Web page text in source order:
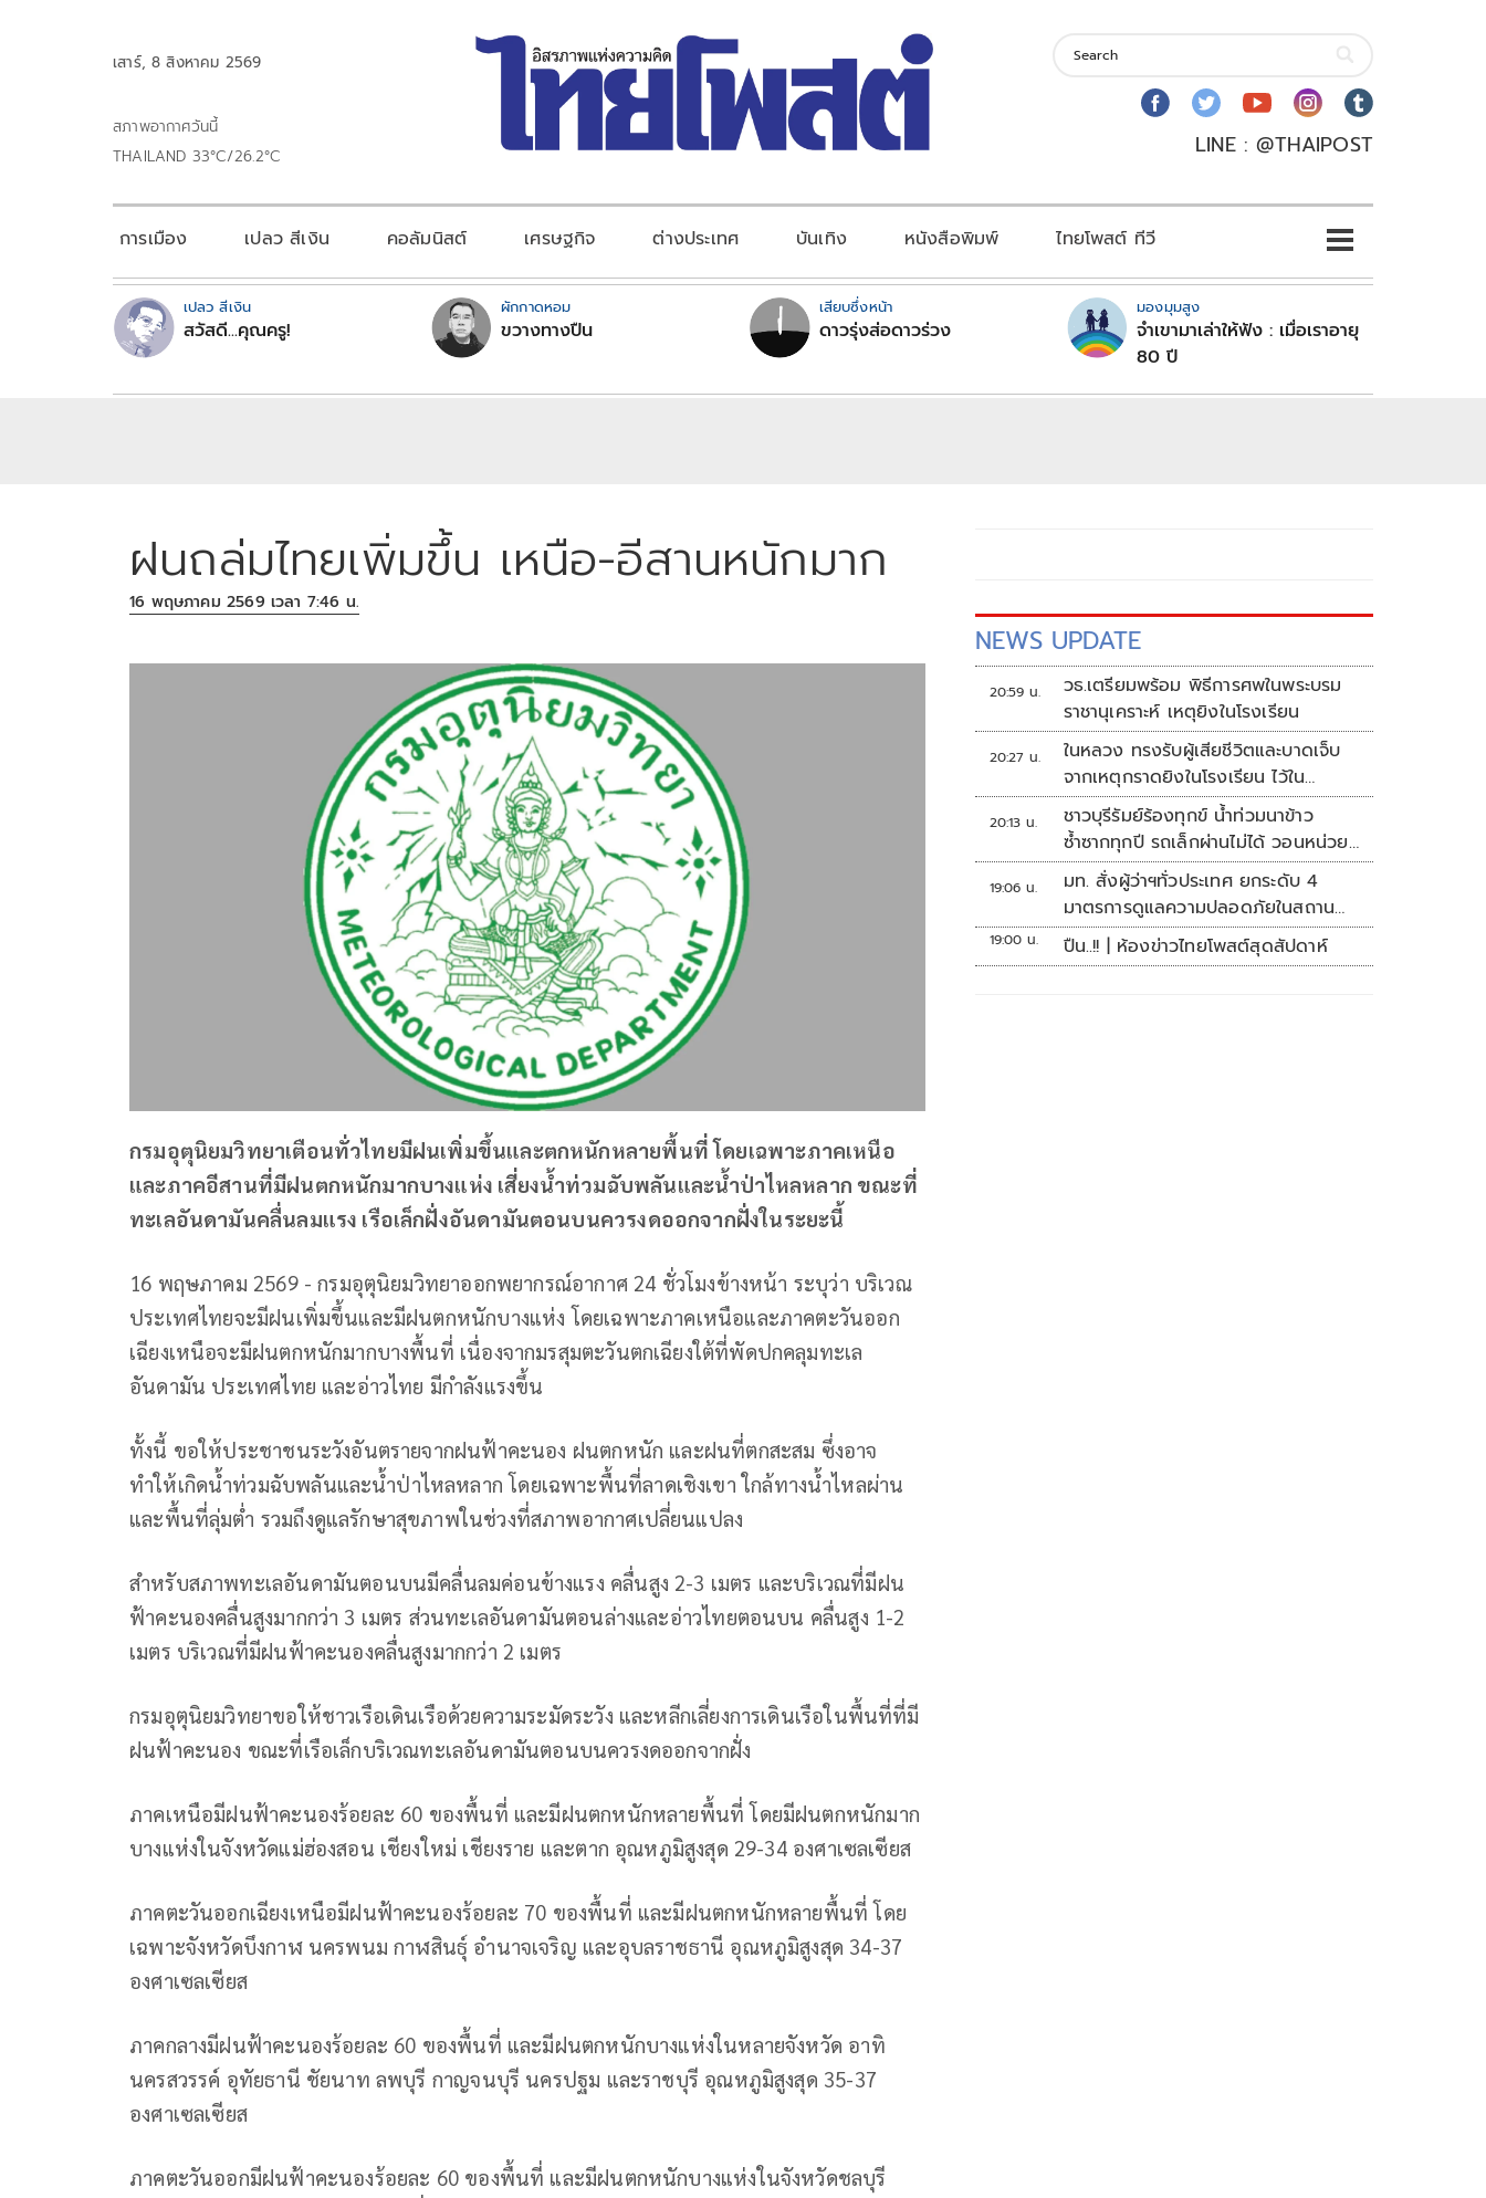
เสาร์, 8 สิงหาคม 2569
สภาพอากาศวันนี้
THAILAND 33°C/26.2°C
LINE : @THAIPOST
การเมือง เปลว สีเงิน คอลัมนิสต์ เศรษฐกิจ ต่างประเทศ บันเทิง หนังสือพิมพ์ ไทยโพสต์ ทีวี
เปลว สีเงิน
สวัสดี...คุณครู!
ผักกาดหอม
ขวางทางปืน
เสียบซึ่งหน้า
ดาวรุ่งส่อดาวร่วง
มองมุมสูง
จำเขามาเล่าให้ฟัง : เมื่อเราอายุ
80 ปี
ฝนถล่มไทยเพิ่มขึ้น เหนือ-อีสานหนักมาก
16 พฤษภาคม 2569 เวลา 7:46 น.
กรมอุตุนิยมวิทยาเตือนทั่วไทยมีฝนเพิ่มขึ้นและตกหนักหลายพื้นที่ โดยเฉพาะภาคเหนือ
และภาคอีสานที่มีฝนตกหนักมากบางแห่ง เสี่ยงน้ำท่วมฉับพลันและน้ำป่าไหลหลาก ขณะที่
ทะเลอันดามันคลื่นลมแรง เรือเล็กฝั่งอันดามันตอนบนควรงดออกจากฝั่งในระยะนี้
16 พฤษภาคม 2569 - กรมอุตุนิยมวิทยาออกพยากรณ์อากาศ 24 ชั่วโมงข้างหน้า ระบุว่า บริเวณ
ประเทศไทยจะมีฝนเพิ่มขึ้นและมีฝนตกหนักบางแห่ง โดยเฉพาะภาคเหนือและภาคตะวันออก
เฉียงเหนือจะมีฝนตกหนักมากบางพื้นที่ เนื่องจากมรสุมตะวันตกเฉียงใต้ที่พัดปกคลุมทะเล
อันดามัน ประเทศไทย และอ่าวไทย มีกำลังแรงขึ้น
ทั้งนี้ ขอให้ประชาชนระวังอันตรายจากฝนฟ้าคะนอง ฝนตกหนัก และฝนที่ตกสะสม ซึ่งอาจ
ทำให้เกิดน้ำท่วมฉับพลันและน้ำป่าไหลหลาก โดยเฉพาะพื้นที่ลาดเชิงเขา ใกล้ทางน้ำไหลผ่าน
และพื้นที่ลุ่มต่ำ รวมถึงดูแลรักษาสุขภาพในช่วงที่สภาพอากาศเปลี่ยนแปลง
สำหรับสภาพทะเลอันดามันตอนบนมีคลื่นลมค่อนข้างแรง คลื่นสูง 2-3 เมตร และบริเวณที่มีฝน
ฟ้าคะนองคลื่นสูงมากกว่า 3 เมตร ส่วนทะเลอันดามันตอนล่างและอ่าวไทยตอนบน คลื่นสูง 1-2
เมตร บริเวณที่มีฝนฟ้าคะนองคลื่นสูงมากกว่า 2 เมตร
กรมอุตุนิยมวิทยาขอให้ชาวเรือเดินเรือด้วยความระมัดระวัง และหลีกเลี่ยงการเดินเรือในพื้นที่ที่มี
ฝนฟ้าคะนอง ขณะที่เรือเล็กบริเวณทะเลอันดามันตอนบนควรงดออกจากฝั่ง
ภาคเหนือมีฝนฟ้าคะนองร้อยละ 60 ของพื้นที่ และมีฝนตกหนักหลายพื้นที่ โดยมีฝนตกหนักมาก
บางแห่งในจังหวัดแม่ฮ่องสอน เชียงใหม่ เชียงราย และตาก อุณหภูมิสูงสุด 29-34 องศาเซลเซียส
ภาคตะวันออกเฉียงเหนือมีฝนฟ้าคะนองร้อยละ 70 ของพื้นที่ และมีฝนตกหนักหลายพื้นที่ โดย
เฉพาะจังหวัดบึงกาฬ นครพนม กาฬสินธุ์ อำนาจเจริญ และอุบลราชธานี อุณหภูมิสูงสุด 34-37
องศาเซลเซียส
ภาคกลางมีฝนฟ้าคะนองร้อยละ 60 ของพื้นที่ และมีฝนตกหนักบางแห่งในหลายจังหวัด อาทิ
นครสวรรค์ อุทัยธานี ชัยนาท ลพบุรี กาญจนบุรี นครปฐม และราชบุรี อุณหภูมิสูงสุด 35-37
องศาเซลเซียส
ภาคตะวันออกมีฝนฟ้าคะนองร้อยละ 60 ของพื้นที่ และมีฝนตกหนักบางแห่งในจังหวัดชลบุรี
NEWS UPDATE
20:59 น.
วธ.เตรียมพร้อม พิธีการศพในพระบรม
ราชานุเคราะห์ เหตุยิงในโรงเรียน
20:27 น.
ในหลวง ทรงรับผู้เสียชีวิตและบาดเจ็บ
จากเหตุกราดยิงในโรงเรียน ไว้ใน
พระบรมราชานุเคราะห์
20:13 น.
ชาวบุรีรัมย์ร้องทุกข์ น้ำท่วมนาข้าว
ซ้ำซากทุกปี รถเล็กผ่านไม่ได้ วอนหน่วย
งานเร่งแก้ไข
19:06 น.
มท. สั่งผู้ว่าฯทั่วประเทศ ยกระดับ 4
มาตรการดูแลความปลอดภัยในสถาน
ศึกษา
19:00 น. ปืน..!! | ห้องข่าวไทยโพสต์สุดสัปดาห์